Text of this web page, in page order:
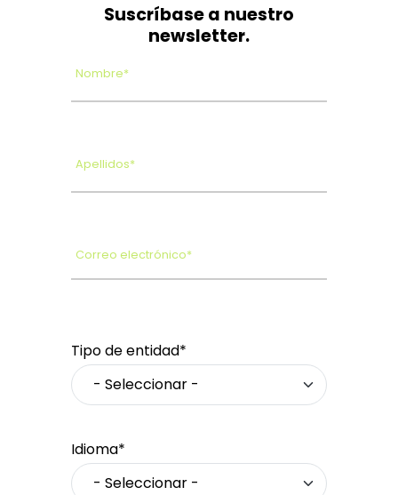
Suscríbase a nuestro
newsletter.
Nombre*
Apellidos*
Correo electrónico*
Tipo de entidad*
Idioma*